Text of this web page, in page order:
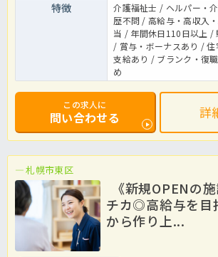
特徴
介護福祉士 / ヘルパー・
歴不問 / 高給与・高収入
当 / 年間休日110日以上 /
/ 賞与・ボーナスあり /
支給あり / ブランク・復
め
この求人に
問い合わせる 詳
札幌市東区
《新規OPENの
チカ◎高給与を目
から作り上...